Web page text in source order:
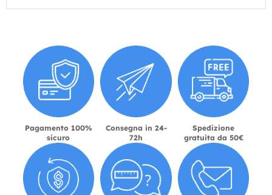
Pagamento 100%
sicuro
Consegna in 24-
72h
Spedizione
gratuita da 50€